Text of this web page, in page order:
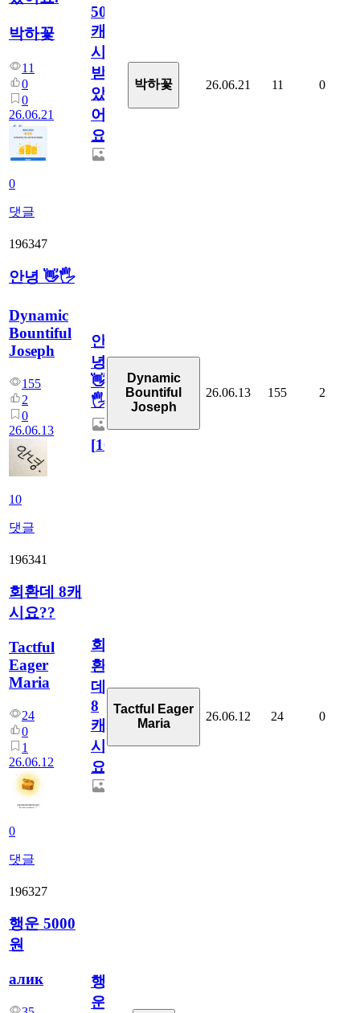
박하꽃
11
0
0
26.06.21
0
댓글
50
캐
시
받
았
어
요.
박하꽃 26.06.21 11 0
196347
안녕 👋🖐
Dynamic
Bountiful
Joseph
155
2
0
26.06.13
10
댓글
안
녕
👋
🖐
[10
Dynamic
Bountiful
Joseph
26.06.13 155 2
196341
회환데 8캐
시요??
Tactful
Eager
Maria
24
0
1
26.06.12
0
댓글
회
환
데
8
캐
시
요??
Tactful Eager
Maria
26.06.12 24 0
196327
행운 5000
원
алик
행
운